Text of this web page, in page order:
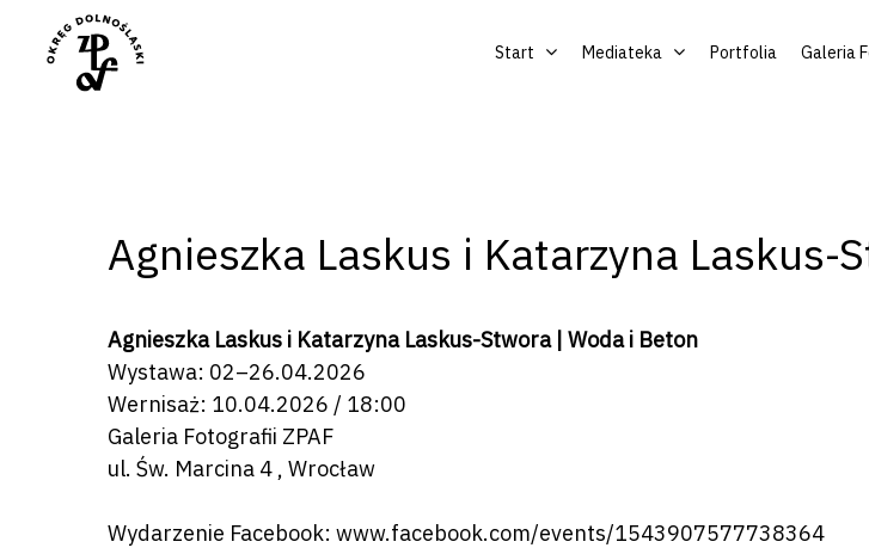
Start Mediateka Portfolia Galeria
Agnieszka Laskus i Katarzyna Laskus-
Agnieszka Laskus i Katarzyna Laskus-Stwora | Woda i Beton
Wystawa: 02–26.04.2026
Wernisaż: 10.04.2026 / 18:00
Galeria Fotografii ZPAF
ul. Św. Marcina 4 , Wrocław
Wydarzenie Facebook:www.facebook.com/events/1543907577738364